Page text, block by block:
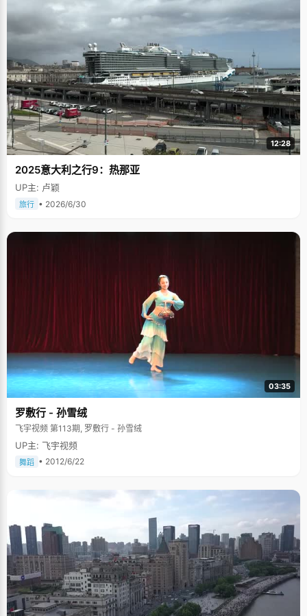
12:28
2025意大利之行9：热那亚
UP主: 卢颖
旅行 • 2026/6/30
03:35
罗敷行 - 孙雪绒
飞宇视频 第113期, 罗敷行 - 孙雪绒
UP主: 飞宇视频
舞蹈 • 2012/6/22